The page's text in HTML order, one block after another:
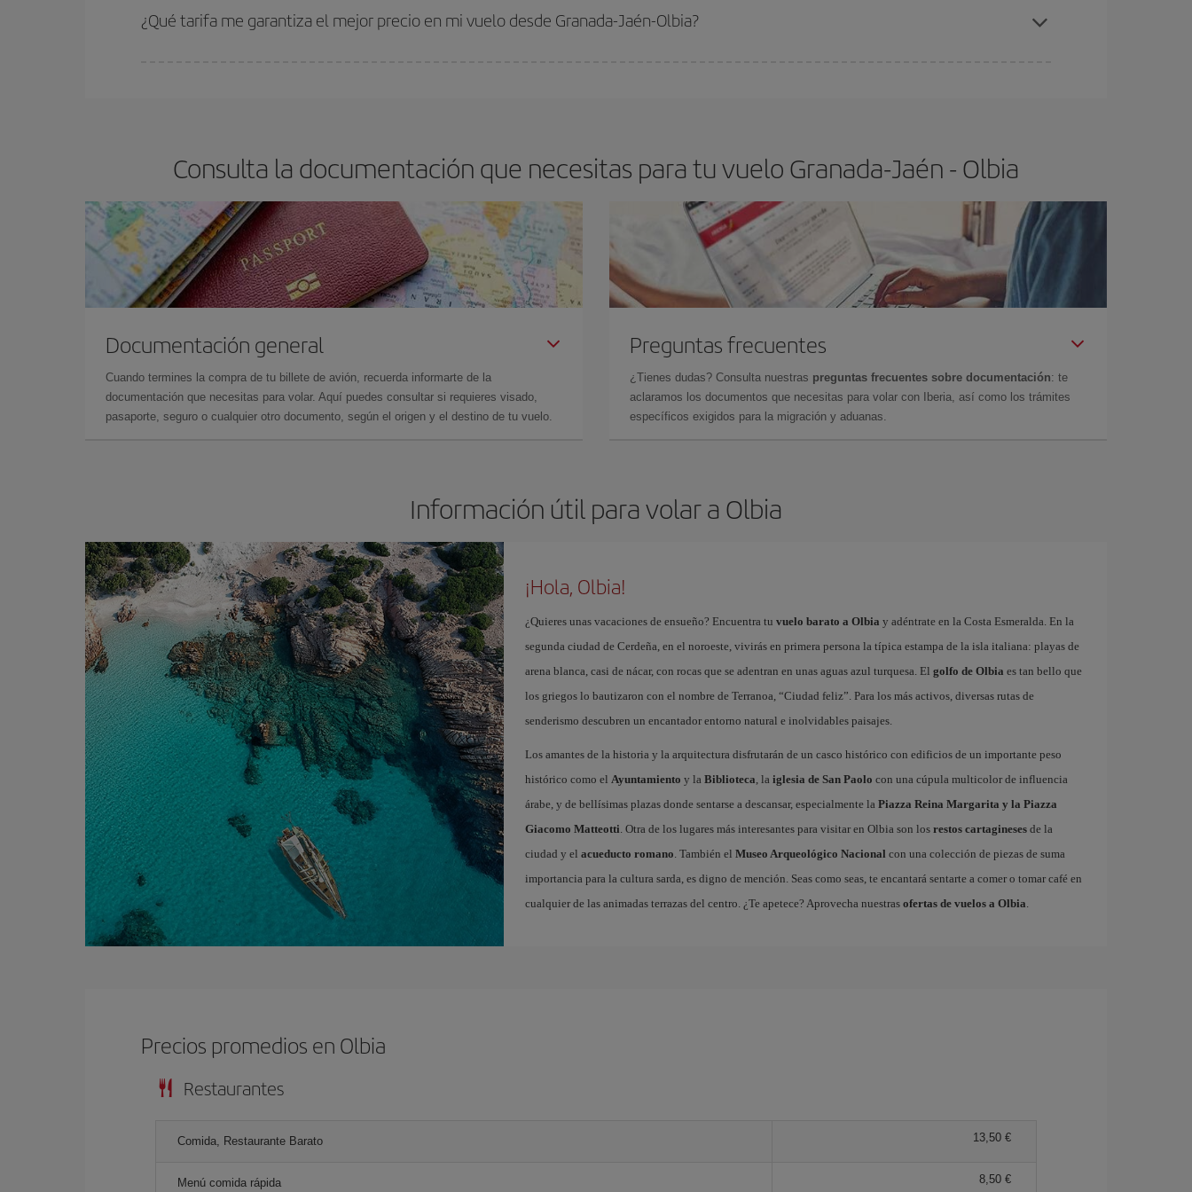
estén disponibles o se vayan agotando. Por eso, comprar con antelación es
fundamental para conseguir vuelos baratos a Granada-Jaén-Olbia-dest
¿Qué tarifa me garantiza el mejor precio en mi vuelo desde Granada-Jaén-Olbia?
Consulta la documentación que necesitas para tu vuelo Granada-Jaén - Olbia
Documentación general
Cuando termines la compra de tu billete de avión, recuerda informarte de la
documentación que necesitas para volar. Aquí puedes consultar si requieres visado,
pasaporte, seguro o cualquier otro documento, según el origen y el destino de tu vuelo.
Preguntas frecuentes
¿Tienes dudas? Consulta nuestras preguntas frecuentes sobre documentación: te
aclaramos los documentos que necesitas para volar con Iberia, así como los trámites
específicos exigidos para la migración y aduanas.
Información útil para volar a Olbia
¡Hola, Olbia!
¿Quieres unas vacaciones de ensueño? Encuentra tu vuelo barato a Olbia y adéntrate en la Costa Esmeralda. En la
segunda ciudad de Cerdeña, en el noroeste, vivirás en primera persona la típica estampa de la isla italiana: playas de
arena blanca, casi de nácar, con rocas que se adentran en unas aguas azul turquesa. El golfo de Olbia es tan bello que
los griegos lo bautizaron con el nombre de Terranoa, “Ciudad feliz”. Para los más activos, diversas rutas de
senderismo descubren un encantador entorno natural e inolvidables paisajes.
Los amantes de la historia y la arquitectura disfrutarán de un casco histórico con edificios de un importante peso
histórico como el Ayuntamiento y la Biblioteca, la iglesia de San Paolo con una cúpula multicolor de influencia
árabe, y de bellísimas plazas donde sentarse a descansar, especialmente la Piazza Reina Margarita y la Piazza
Giacomo Matteotti. Otra de los lugares más interesantes para visitar en Olbia son los restos cartaginesesde la
ciudad y el acueducto romano. También el Museo Arqueológico Nacional con una colección de piezas de suma
importancia para la cultura sarda, es digno de mención. Seas como seas, te encantará sentarte a comer o tomar café en
cualquier de las animadas terrazas del centro. ¿Te apetece? Aprovecha nuestras ofertas de vuelos a Olbia.
Precios promedios en Olbia
Restaurantes
Comida, Restaurante Barato 13,50 €
Menú comida rápida 8,50 €